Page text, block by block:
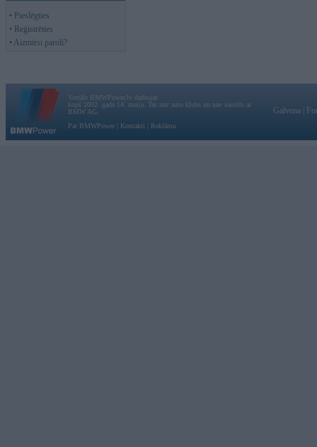
• Pieslēgties
• Reģistrēties
• Aizmirsi paroli?
Vortāls BMWPower.lv darbojas
kopš 2002. gada 14. maija. Tas nav auto klubs un nav saistīts ar
BMW AG.
Par BMWPower
Kontakti Reklāma
Galvena